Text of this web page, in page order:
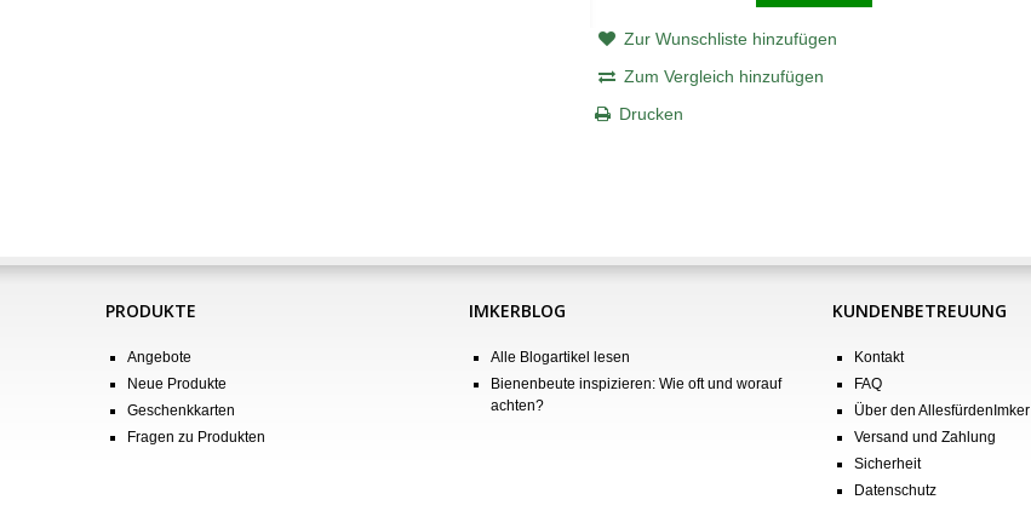
Zur Wunschliste hinzufügen
Zum Vergleich hinzufügen
Drucken
PRODUKTE
Angebote
Neue Produkte
Geschenkkarten
Fragen zu Produkten
IMKERBLOG
Alle Blogartikel lesen
Bienenbeute inspizieren: Wie oft und worauf
achten?
KUNDENBETREUUNG
Kontakt
FAQ
Über den AllesfürdenImker
Versand und Zahlung
Sicherheit
Datenschutz